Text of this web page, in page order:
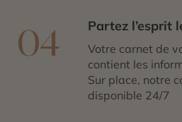
04 Partez l’esprit
Votre carnet de
contient les
Sur place, notre
disponible 24/7